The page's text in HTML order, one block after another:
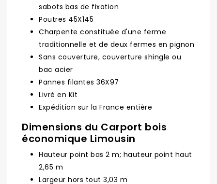
sabots bas de fixation
Poutres 45X145
Charpente constituée d'une ferme
traditionnelle et de deux fermes en pignon
Sans couverture, couverture shingle ou
bac acier
Pannes filantes 36X97
Livré en Kit
Expédition sur la France entière
Dimensions du Carport bois
économique Limousin
Hauteur point bas 2 m; hauteur point haut
2,65 m
Largeur hors tout 3,03 m